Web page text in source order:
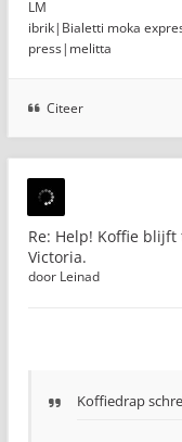
LM
ibrik|Bialetti moka
press|melitta
Citeer
Re: Help! Koffie
Victoria.
door Leinad
Koffiedrap